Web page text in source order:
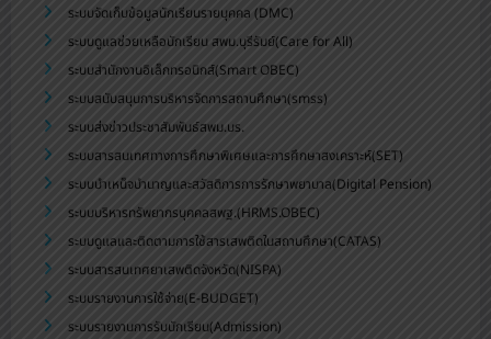
ระบบจัดเก็บข้อมูลนักเรียนรายบุคคล (DMC)
ระบบดูแลช่วยเหลือนักเรียน สพม.บุรีรัมย์(Care for All)
ระบบสำนักงานอิเล็กทรอนิกส์(Smart OBEC)
ระบบสนับสนุนการบริหารจัดการสถานศึกษา(smss)
ระบบส่งข่าวประชาสัมพันธ์สพม.บร.
ระบบสารสนเทศทางการศึกษาพิเศษและการศึกษาสงเคราะห์(SET)
ระบบบำเหน็จบำนาญและสวัสดิการการรักษาพยาบาล(Digital Pension)
ระบบบริหารทรัพยากรบุคคลสพฐ.(HRMS.OBEC)
ระบบดูแลและติดตามการใช้สารเสพติดในสถานศึกษา(CATAS)
ระบบสารสนเทศยาเสพติดจังหวัด(NISPA)
ระบบรายงานการใช้จ่าย(E-BUDGET)
ระบบรายงานการรับนักเรียน(Admission)